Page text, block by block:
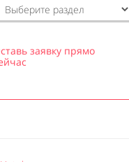
заявку прямо